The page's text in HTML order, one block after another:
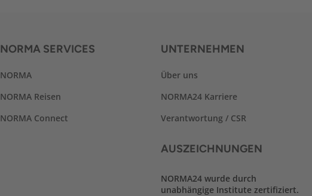
NORMA SERVICES
NORMA
NORMA Reisen
NORMA Connect
UNTERNEHMEN
Über uns
NORMA24 Karriere
Verantwortung / CSR
AUSZEICHNUNGEN
NORMA24 wurde durch
unabhängige Institute zertifiziert.